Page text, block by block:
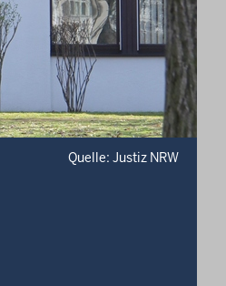
Quelle: Justiz NRW